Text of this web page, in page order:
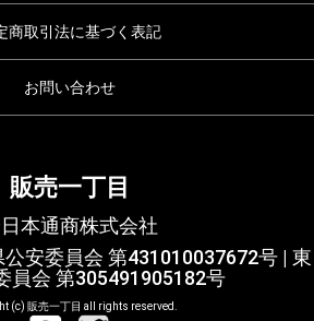
商取引法に基づく表記
お問い合わせ
販売一丁目
本通商株式会社
安委員会 第431010037672号 | 東
員会 第305491905182号
(c) 販売一丁目 all rights reserved.